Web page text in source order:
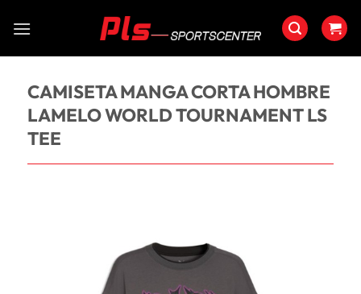
CAMISETA MANGA CORTA HOMBRE
LAMELO WORLD TOURNAMENT LS
TEE